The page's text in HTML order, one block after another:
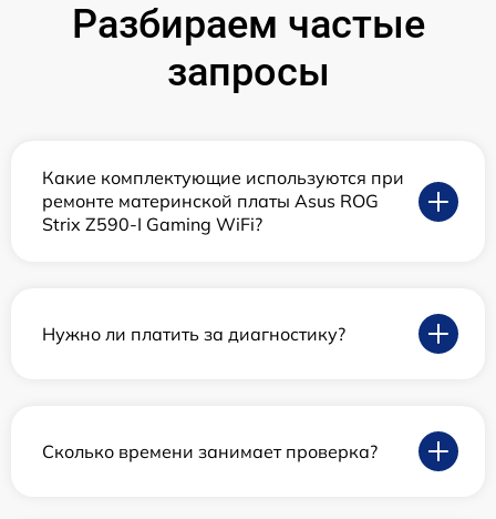
Разбираем частые
запросы
Какие комплектующие используются при
ремонте материнской платы Asus ROG
Strix Z590-I Gaming WiFi?
Нужно ли платить за диагностику?
Сколько времени занимает проверка?